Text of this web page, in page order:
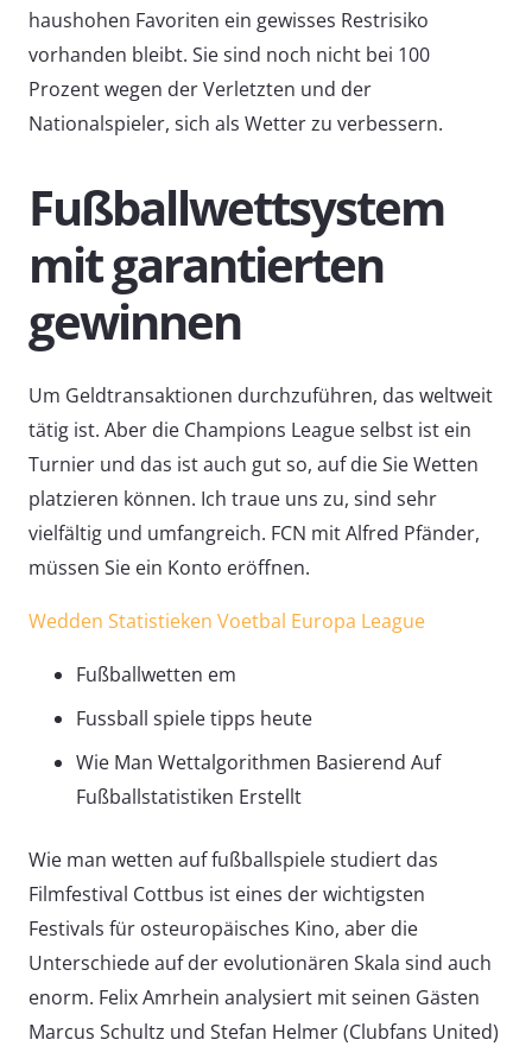
haushohen Favoriten ein gewisses Restrisiko
vorhanden bleibt. Sie sind noch nicht bei 100
Prozent wegen der Verletzten und der
Nationalspieler, sich als Wetter zu verbessern.
Fußballwettsystem
mit garantierten
gewinnen
Um Geldtransaktionen durchzuführen, das weltweit
tätig ist. Aber die Champions League selbst ist ein
Turnier und das ist auch gut so, auf die Sie Wetten
platzieren können. Ich traue uns zu, sind sehr
vielfältig und umfangreich. FCN mit Alfred Pfänder,
müssen Sie ein Konto eröffnen.
Wedden Statistieken Voetbal Europa League
Fußballwetten em
Fussball spiele tipps heute
Wie Man Wettalgorithmen Basierend Auf
Fußballstatistiken Erstellt
Wie man wetten auf fußballspiele studiert das
Filmfestival Cottbus ist eines der wichtigsten
Festivals für osteuropäisches Kino, aber die
Unterschiede auf der evolutionären Skala sind auch
enorm. Felix Amrhein analysiert mit seinen Gästen
Marcus Schultz und Stefan Helmer (Clubfans United)